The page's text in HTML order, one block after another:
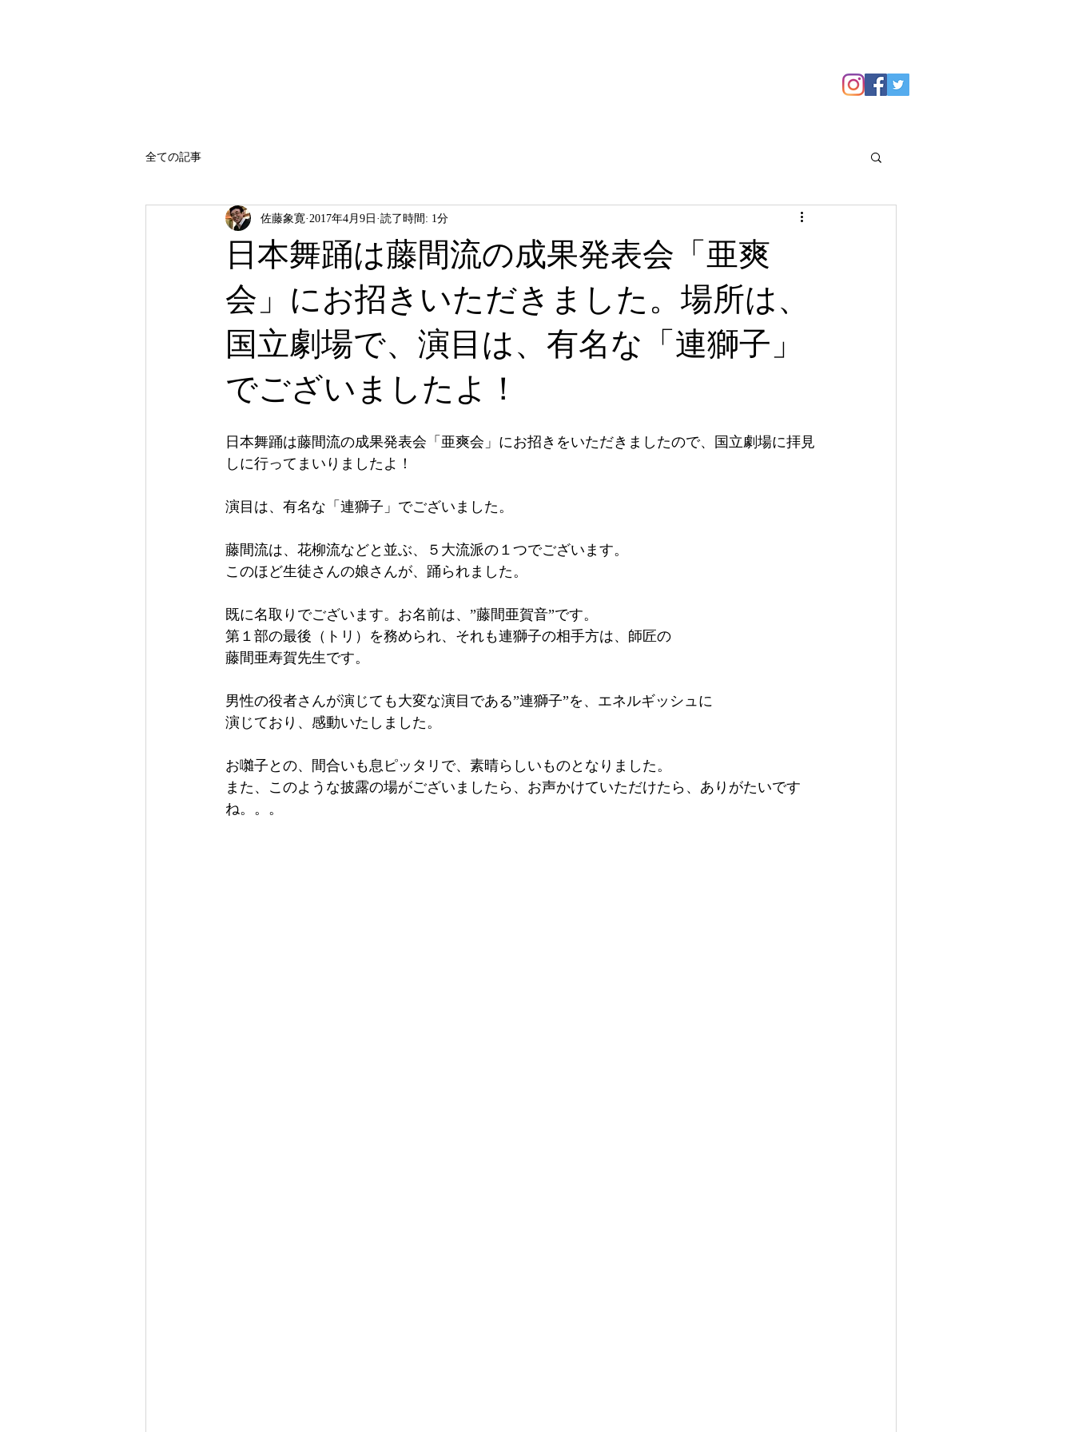
全ての記事
日本舞踊は藤間流の成果発表会「亜爽
会」にお招きいただきました。場所は、
国立劇場で、演目は、有名な「連獅子」
でございましたよ！
佐藤象寛 2017年4月9日 読了時間: 1分
日本舞踊は藤間流の成果発表会「亜爽会」にお招きをいただきましたので、国立劇場に拝見
しに行ってまいりましたよ！
演目は、有名な「連獅子」でございました。
藤間流は、花柳流などと並ぶ、５大流派の１つでございます。
このほど生徒さんの娘さんが、踊られました。
既に名取りでございます。お名前は、”藤間亜賀音”です。
第１部の最後（トリ）を務められ、それも連獅子の相手方は、師匠の
藤間亜寿賀先生です。
男性の役者さんが演じても大変な演目である”連獅子”を、エネルギッシュに
演じており、感動いたしました。
お囃子との、間合いも息ピッタリで、素晴らしいものとなりました。
また、このような披露の場がございましたら、お声かけていただけたら、ありがたいです
ね。。。